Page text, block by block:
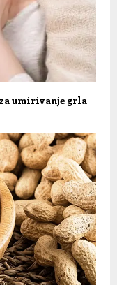
umirivanje grla